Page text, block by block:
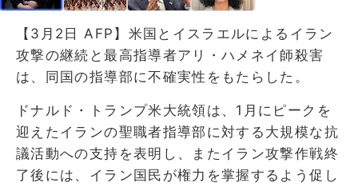
【3月2日 AFP】米国とイスラエルによるイラン
攻撃の継続と最高指導者アリ・ハメネイ師殺害
は、同国の指導部に不確実性をもたらした。
ドナルド・トランプ米大統領は、1月にピークを
迎えたイランの聖職者指導部に対する大規模な抗
議活動への支持を表明し、またイラン攻撃作戦終
了後には、イラン国民が権力を掌握するよう促し